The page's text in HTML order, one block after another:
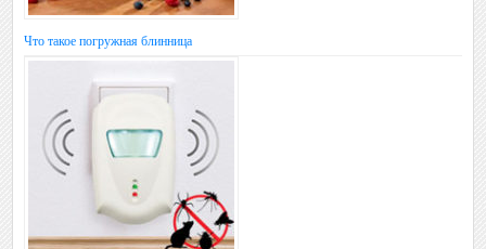
Что такое погружная блинница